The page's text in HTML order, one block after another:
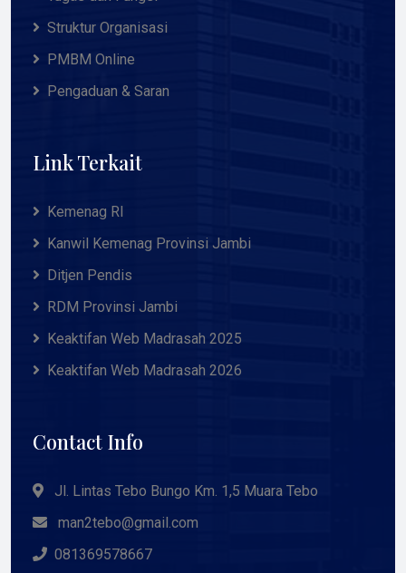
Struktur Organisasi
PMBM Online
Pengaduan & Saran
Link Terkait
Kemenag RI
Kanwil Kemenag Provinsi Jambi
Ditjen Pendis
RDM Provinsi Jambi
Keaktifan Web Madrasah 2025
Keaktifan Web Madrasah 2026
Contact Info
Jl. Lintas Tebo Bungo Km. 1,5 Muara Tebo
man2tebo@gmail.com
081369578667